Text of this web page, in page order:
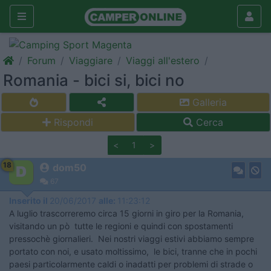
Forum Viaggiare Viaggi all'estero
Romania - bici si, bici no
Galleria
Rispondi
Cerca
< 1 >
18 dom50
67
Inserito il 20/06/2017 alle: 11:23:12
A luglio trascorreremo circa 15 giorni in giro per la Romania,
visitando un pò tutte le regioni e quindi con spostamenti
pressochè giornalieri. Nei nostri viaggi estivi abbiamo sempre
portato con noi, e usato moltissimo, le bici, tranne che in pochi
paesi particolarmente caldi o inadatti per problemi di strade o